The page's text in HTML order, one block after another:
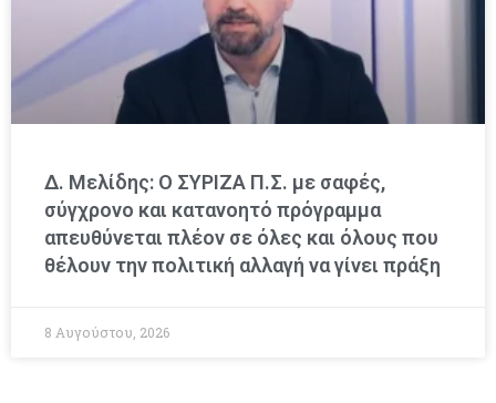
Δ. Μελίδης: Ο ΣΥΡΙΖΑ Π.Σ. με σαφές,
σύγχρονο και κατανοητό πρόγραμμα
απευθύνεται πλέον σε όλες και όλους που
θέλουν την πολιτική αλλαγή να γίνει πράξη
8 Αυγούστου, 2026